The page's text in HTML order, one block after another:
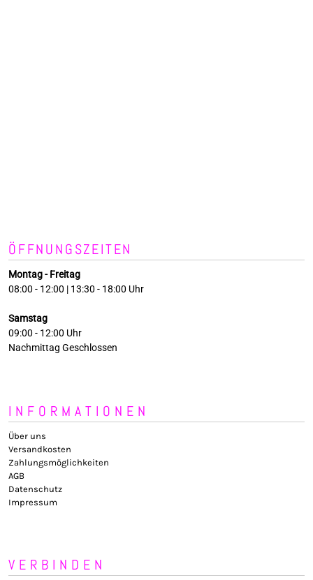
ÖFFNUNGSZEITEN
Montag - Freitag
08:00 - 12:00 | 13:30 - 18:00 Uhr
Samstag
09:00 - 12:00 Uhr
Nachmittag Geschlossen
INFORMATIONEN
Über uns
Versandkosten
Zahlungsmöglichkeiten
AGB
Datenschutz
Impressum
VERBINDEN